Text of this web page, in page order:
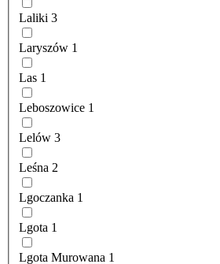
Laliki 3
Laryszów 1
Las 1
Leboszowice 1
Lelów 3
Leśna 2
Lgoczanka 1
Lgota 1
Lgota Murowana 1